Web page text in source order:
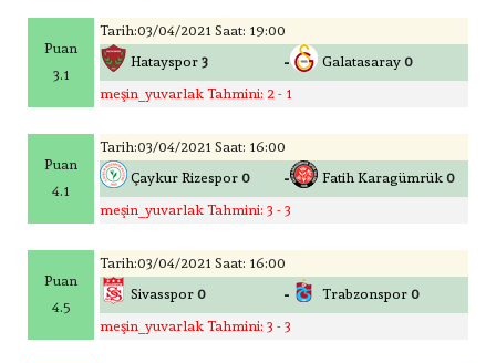
Puan
3.1
Tarih:03/04/2021 Saat: 19:00
Hatayspor 3 - Galatasaray 0
meşin_yuvarlak Tahmini: 2 - 1
Puan
4.1
Tarih:03/04/2021 Saat: 16:00
Çaykur Rizespor 0 - Fatih Karagümrük 0
meşin_yuvarlak Tahmini: 3 - 3
Puan
4.5
Tarih:03/04/2021 Saat: 16:00
Sivasspor 0 - Trabzonspor 0
meşin_yuvarlak Tahmini: 3 - 3